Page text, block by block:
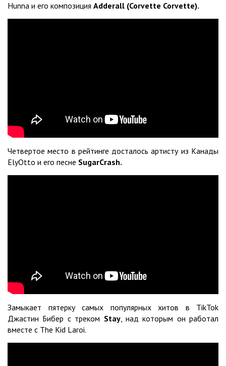
Hunna и его композиция Adderall (Corvette Corvette).
Четвертое место в рейтинге досталось артисту из Канады
ElyOtto и его песне SugarCrash.
Замыкает пятерку самых популярных хитов в TikTok
Джастин Бибер с треком Stay, над которым он работал
вместе с The Kid Laroi.